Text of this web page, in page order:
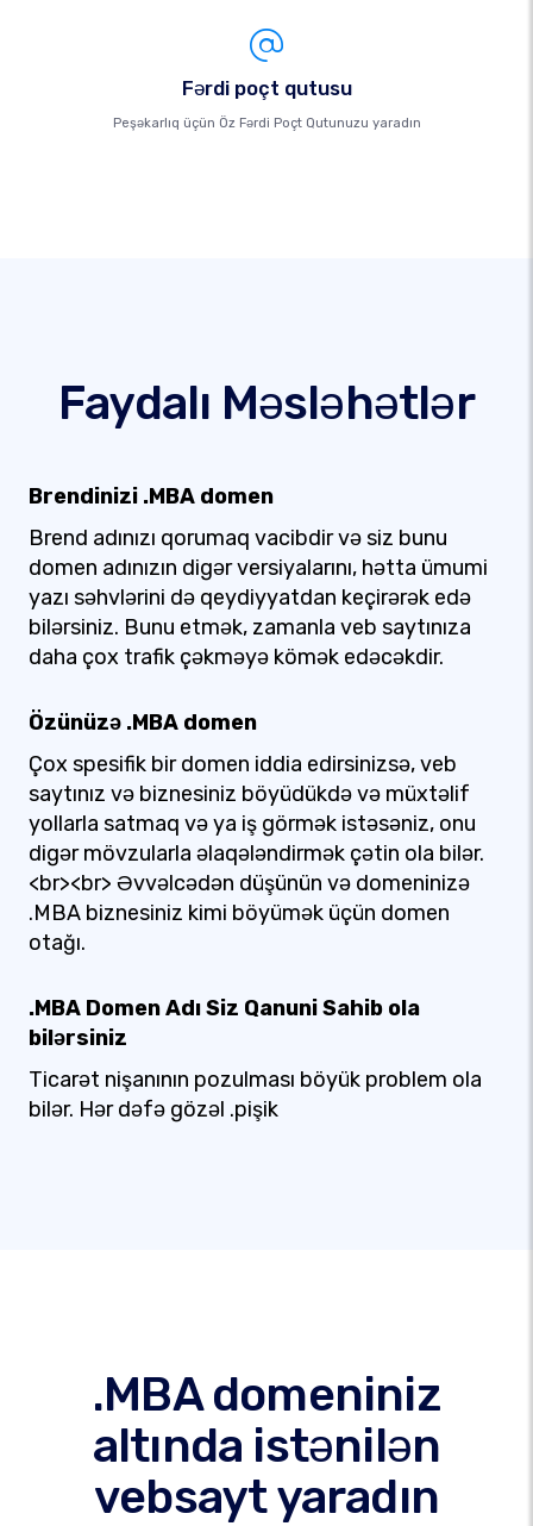
Fərdi poçt qutusu
Peşəkarlıq üçün Öz Fərdi Poçt Qutunuzu yaradın
Faydalı Məsləhətlər
Brendinizi .MBA domen
Brend adınızı qorumaq vacibdir və siz bunu
domen adınızın digər versiyalarını, hətta ümumi
yazı səhvlərini də qeydiyyatdan keçirərək edə
bilərsiniz. Bunu etmək, zamanla veb saytınıza
daha çox trafik çəkməyə kömək edəcəkdir.
Özünüzə .MBA domen
Çox spesifik bir domen iddia edirsinizsə, veb
saytınız və biznesiniz böyüdükdə və müxtəlif
yollarla satmaq və ya iş görmək istəsəniz, onu
digər mövzularla əlaqələndirmək çətin ola bilər.
<br><br> Əvvəlcədən düşünün və domeninizə
.MBA biznesiniz kimi böyümək üçün domen
otağı.
.MBA Domen Adı Siz Qanuni Sahib ola
bilərsiniz
Ticarət nişanının pozulması böyük problem ola
bilər. Hər dəfə gözəl .pişik
.MBA domeniniz
altında istənilən
vebsayt yaradın